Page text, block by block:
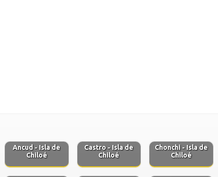
Ancud - Isla de
Chiloé
Castro - Isla de
Chiloé
Chonchi - Isla de
Chiloé